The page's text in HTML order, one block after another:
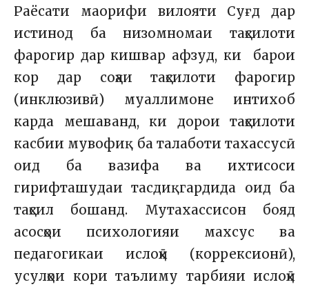
Раёсати маорифи вилояти Суғд дар
истинод ба низомномаи таҳсилоти
фарогир дар кишвар афзуд, ки барои
кор дар соҳаи таҳсилоти фарогир
(инклюзивӣ) муаллимоне интихоб
карда мешаванд, ки дорои таҳсилоти
касбии мувофиқ ба талаботи тахассусӣ
оид ба вазифа ва ихтисоси
гирифташудаи тасдиқгардида оид ба
таҳсил бошанд. Мутахассисон бояд
асосҳои психологияи махсус ва
педагогикаи ислоҳӣ (коррексионӣ),
усулҳои кори таълиму тарбияи ислоҳӣ